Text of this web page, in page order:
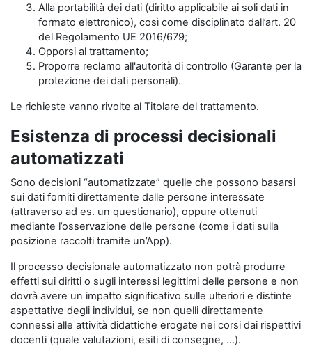
Alla portabilità dei dati (diritto applicabile ai soli dati in
formato elettronico), così come disciplinato dall’art. 20
del Regolamento UE 2016/679;
Opporsi al trattamento;
Proporre reclamo all'autorità di controllo (Garante per la
protezione dei dati personali).
Le richieste vanno rivolte al Titolare del trattamento.
Esistenza di processi decisionali
automatizzati
Sono decisioni “automatizzate” quelle che possono basarsi
sui dati forniti direttamente dalle persone interessate
(attraverso ad es. un questionario), oppure ottenuti
mediante l’osservazione delle persone (come i dati sulla
posizione raccolti tramite un’App).
Il processo decisionale automatizzato non potrà produrre
effetti sui diritti o sugli interessi legittimi delle persone e non
dovrà avere un impatto significativo sulle ulteriori e distinte
aspettative degli individui, se non quelli direttamente
connessi alle attività didattiche erogate nei corsi dai rispettivi
docenti (quale valutazioni, esiti di consegne, …).